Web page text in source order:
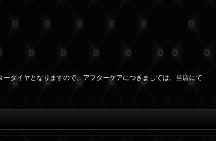
ダイヤとなりますので、アフターケアにつきましては、当店にて